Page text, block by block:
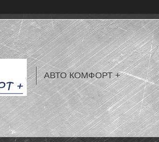
АВТО КОМФОРТ +